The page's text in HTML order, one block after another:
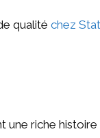
qualité chez
une riche